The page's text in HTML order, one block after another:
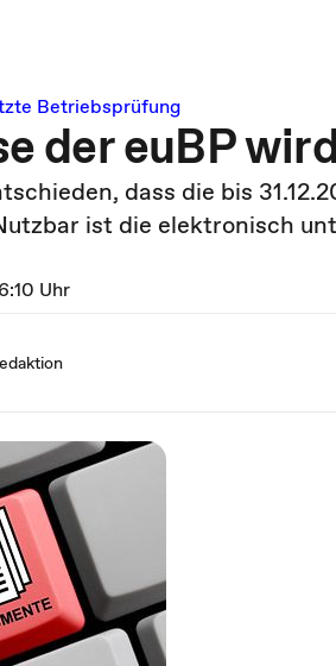
Betriebsprüfung
der euBP
dass die bis
ist die elektronisch
Uhr